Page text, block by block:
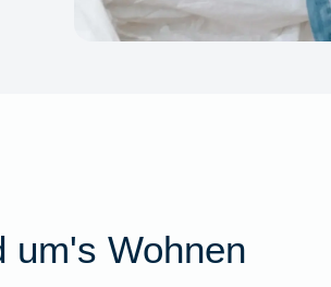
um's Wohnen